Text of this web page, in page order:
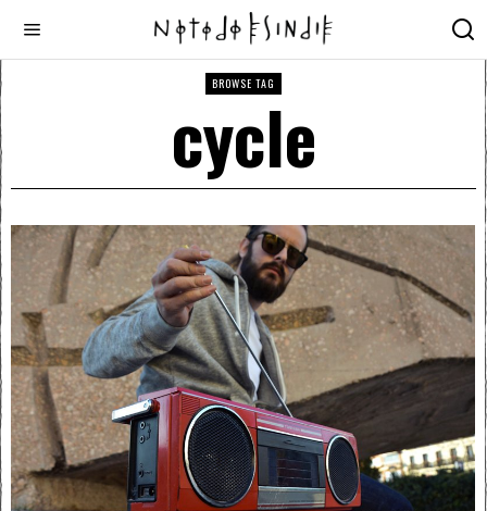
BROWSE TAG
cycle